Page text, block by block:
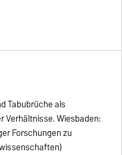
Tabubrüche als
Verhältnisse.Wiesbaden:
Forschungen zu